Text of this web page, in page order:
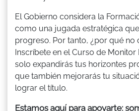
El Gobierno considera la
como una jugada estratégica
progreso. Por tanto, ¿por qué no
Inscríbete en el Curso de
solo expandirás tus horizontes
que también mejorarás tu
lograr el título.
Estamos aquí para apoyarte: